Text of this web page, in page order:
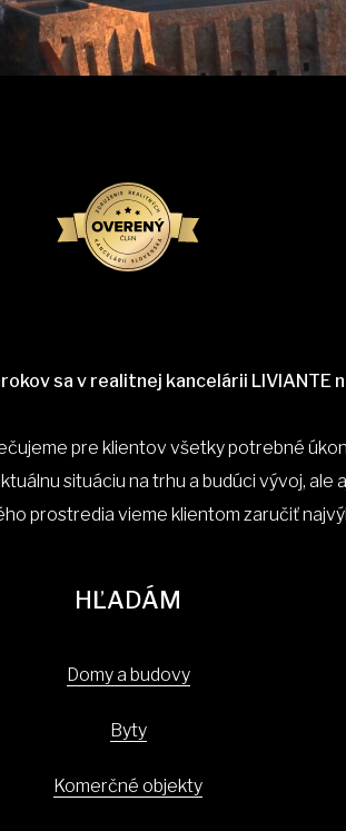
sa v realitnej kancelárii LIVIANTE
pre klientov všetky potrebné
situáciu na trhu a budúci vývoj, ale
prostredia vieme klientom zaručiť
HĽADÁM
Domy a budovy
Byty
Komerčné objekty